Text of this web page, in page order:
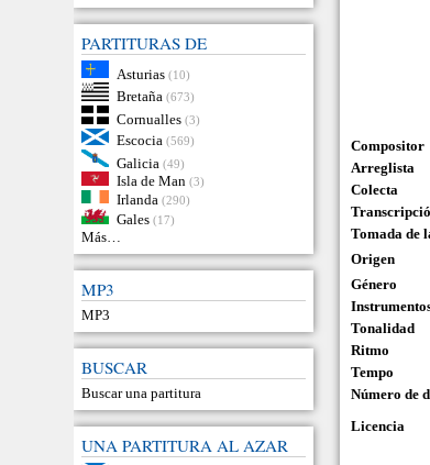
PARTITURAS DE
Asturias (10)
Bretaña (673)
Cornualles (3)
Escocia (569)
Galicia (49)
Isla de Man (3)
Irlanda (290)
Gales (17)
Más…
MP3
MP3
BUSCAR
Buscar una partitura
UNA PARTITURA AL AZAR
Compositor
Arreglista
Colecta
Tomada de
Origen
Género
Tonalidad
Ritmo
Tempo
Número de
Licencia